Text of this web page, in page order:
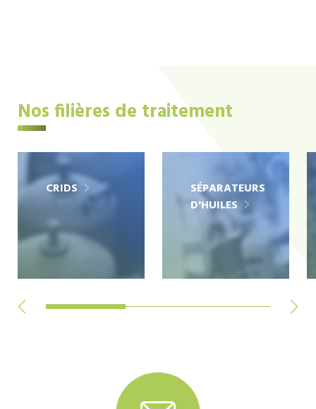
Nos filières de traitement
CRIDS
SÉPARATEURS
D'HUILES